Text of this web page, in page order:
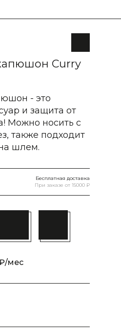
Curry
- это
и защита от
Можно носить с
также подходит
шлем.
Бесплатная доставка
При заказе от 15000 ₽
мес